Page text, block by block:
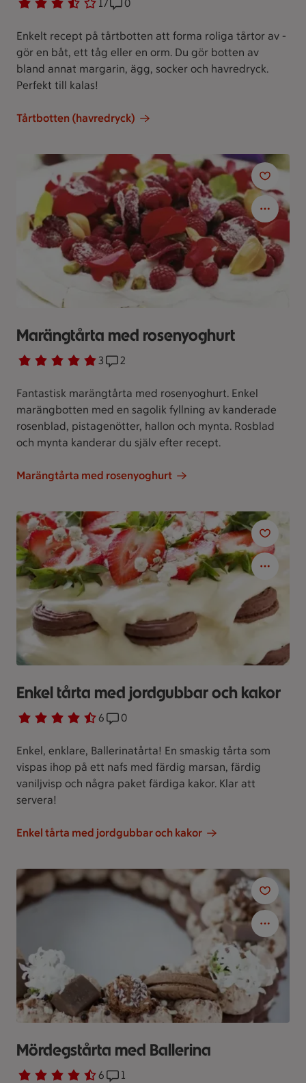
Betyg 3.4 av 5. 17
17 personer har röstatReceptet har 0 kommentarer
0
Enkelt recept på tårtbotten att forma roliga tårtor av -
gör en båt, ett tåg eller en orm. Du gör botten av
bland annat margarin, ägg, socker och havredryck.
Perfekt till kalas!
Tårtbotten (havredryck)
Marängtårta med rosenyoghurt
Betyg 5 av 5. 3
3 personer har röstatReceptet har 2 kommentarer
2
Fantastisk marängtårta med rosenyoghurt. Enkel
marängbotten med en sagolik fyllning av kanderade
rosenblad, pistagenötter, hallon och mynta. Rosblad
och mynta kanderar du själv efter recept.
Marängtårta med rosenyoghurt
Enkel tårta med jordgubbar och kakor
Betyg 4.5 av 5. 6
6 personer har röstatReceptet har 0 kommentarer
0
Enkel, enklare, Ballerinatårta! En smaskig tårta som
vispas ihop på ett nafs med färdig marsan, färdig
vaniljvisp och några paket färdiga kakor. Klar att
servera!
Enkel tårta med jordgubbar och kakor
Mördegstårta med Ballerina
Betyg 4.3 av 5. 6
6 personer har röstatReceptet har 1 kommentarer
1